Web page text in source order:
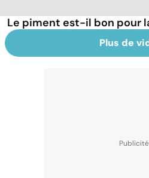
Le piment est-il bon pour
Plus de